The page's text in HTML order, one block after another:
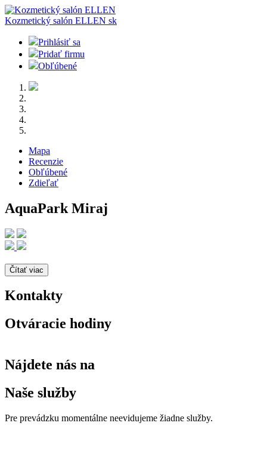
Kozmetický salón ELLEN sk
Prihlásiť sa
Pridať firmu
Obľúbené
Mapa
Recenzie
Obľúbené
Zdieľať
AquaPark Miraj
Čítať viac
Kontakty
Otváracie hodiny
Nájdete nás na
Naše služby
Pre prevádzku momentálne neevidujeme žiadne služby.